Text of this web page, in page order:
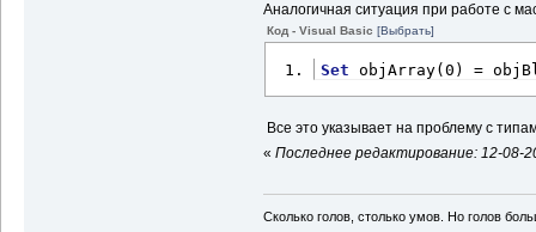
Аналогичная ситуация при работе с
Код - Visual Basic [Выбрать]
Set objArray(0) =
Все это указывает на проблему с
« Последнее редактирование: 12-08-
Сколько голов, столько умов. Но голов